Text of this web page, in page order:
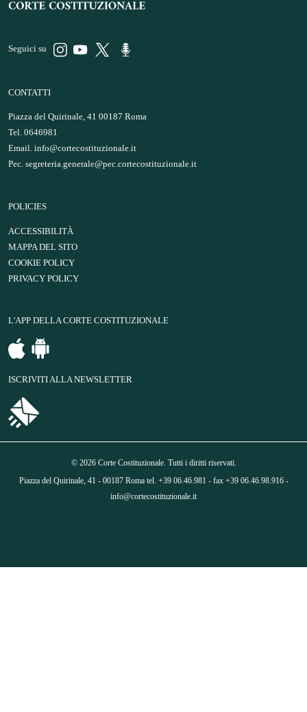
Seguici su
CONTATTI
Piazza del Quirinale, 41 00187 Roma
Tel. 0646981
Email. info@cortecostituzionale.it
Pec. segreteria.generale@pec.cortecostituzionale.it
POLICIES
ACCESSIBILITÀ
MAPPA DEL SITO
COOKIE POLICY
PRIVACY POLICY
L'APP DELLA CORTE COSTITUZIONALE
ISCRIVITI ALLA NEWSLETTER
© 2026 Corte Costituzionale. Tutti i diritti riservati.
Piazza del Quirinale, 41 - 00187 Roma tel. +39 06.46.981 - fax +39 06.46.98.916 -
info@cortecostituzionale.it